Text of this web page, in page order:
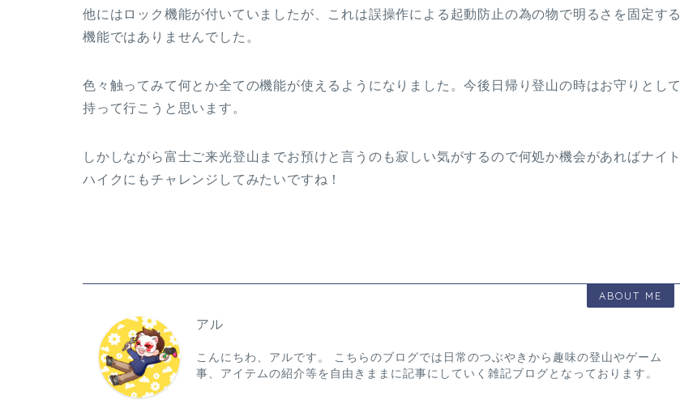
他にはロック機能が付いていましたが、これは誤操作による起動防止の為の物で明るさを固定する
機能ではありませんでした。
色々触ってみて何とか全ての機能が使えるようになりました。今後日帰り登山の時はお守りとして
持って行こうと思います。
しかしながら富士ご来光登山までお預けと言うのも寂しい気がするので何処か機会があればナイト
ハイクにもチャレンジしてみたいですね！
ABOUT ME
アル
こんにちわ、アルです。 こちらのブログでは日常のつぶやきから趣味の登山やゲーム
事、アイテムの紹介等を自由きままに記事にしていく雑記ブログとなっております。